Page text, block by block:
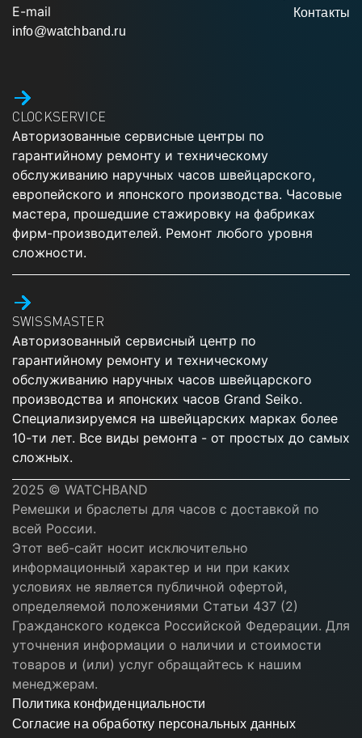
E-mail
info@watchband.ru
Контакты
CLOCKSERVICE
Авторизованные сервисные центры по
гарантийному ремонту и техническому
обслуживанию наручных часов швейцарского,
европейского и японского производства. Часовые
мастера, прошедшие стажировку на фабриках
фирм-производителей. Ремонт любого уровня
сложности.
SWISSMASTER
Авторизованный сервисный центр по
гарантийному ремонту и техническому
обслуживанию наручных часов швейцарского
производства и японских часов Grand Seiko.
Специализируемся на швейцарских марках более
10-ти лет. Все виды ремонта - от простых до самых
сложных.
2025 © WATCHBAND
Ремешки и браслеты для часов с доставкой по
всей России.
Этот веб-сайт носит исключительно
информационный характер и ни при каких
условиях не является публичной офертой,
определяемой положениями Статьи 437 (2)
Гражданского кодекса Российской Федерации. Для
уточнения информации о наличии и стоимости
товаров и (или) услуг обращайтесь к нашим
менеджерам.
Политика конфиденциальности
Согласие на обработку персональных данных